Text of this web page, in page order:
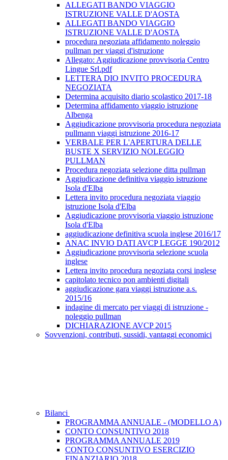
ALLEGATI BANDO VIAGGIO
ISTRUZIONE VALLE D'AOSTA
ALLEGATI BANDO VIAGGIO
ISTRUZIONE VALLE D'AOSTA
procedura negoziata affidamento noleggio
pullman per viaggi d'istruzione
Allegato: Aggiudicazione provvisoria Centro
Lingue Srl.pdf
LETTERA DIO INVITO PROCEDURA
NEGOZIATA
Determina acquisito diario scolastico 2017-18
Determina affidamento viaggio istruzione
Albenga
Aggiudicazione provvisoria procedura negoziata
pullmann viaggi istruzione 2016-17
VERBALE PER L'APERTURA DELLE
BUSTE X SERVIZIO NOLEGGIO
PULLMAN
Procedura negoziata selezione ditta pullman
Aggiudicazione definitiva viaggio istruzione
Isola d'Elba
Lettera invito procedura negoziata viaggio
istruzione Isola d'Elba
Aggiudicazione provvisoria viaggio istruzione
Isola d'Elba
aggiudicazione definitiva scuola inglese 2016/17
ANAC INVIO DATI AVCP LEGGE 190/2012
Aggiudicazione provvisoria selezione scuola
inglese
Lettera invito procedura negoziata corsi inglese
capitolato tecnico pon ambienti digitali
aggiudicazione gara viaggi istruzione a.s.
2015/16
indagine di mercato per viaggi di istruzione -
noleggio pullman
DICHIARAZIONE AVCP 2015
Sovvenzioni, contributi, sussidi, vantaggi economici
Bilanci
PROGRAMMA ANNUALE - (MODELLO A)
CONTO CONSUNTIVO 2018
PROGRAMMA ANNUALE 2019
CONTO CONSUNTIVO ESERCIZIO